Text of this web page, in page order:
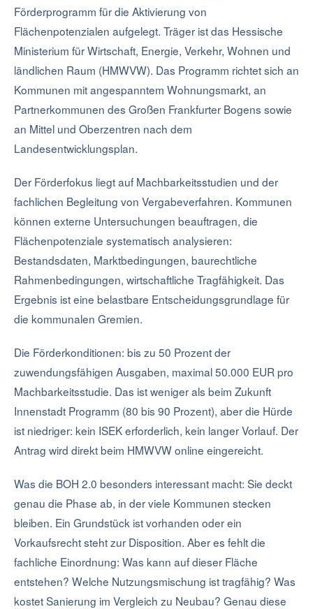
Förderprogramm für die Aktivierung von
Flächenpotenzialen aufgelegt. Träger ist das Hessische
Ministerium für Wirtschaft, Energie, Verkehr, Wohnen und
ländlichen Raum (HMWVW). Das Programm richtet sich an
Kommunen mit angespanntem Wohnungsmarkt, an
Partnerkommunen des Großen Frankfurter Bogens sowie
an Mittel und Oberzentren nach dem
Landesentwicklungsplan.
Der Förderfokus liegt auf Machbarkeitsstudien und der
fachlichen Begleitung von Vergabeverfahren. Kommunen
können externe Untersuchungen beauftragen, die
Flächenpotenziale systematisch analysieren:
Bestandsdaten, Marktbedingungen, baurechtliche
Rahmenbedingungen, wirtschaftliche Tragfähigkeit. Das
Ergebnis ist eine belastbare Entscheidungsgrundlage für
die kommunalen Gremien.
Die Förderkonditionen: bis zu 50 Prozent der
zuwendungsfähigen Ausgaben, maximal 50.000 EUR pro
Machbarkeitsstudie. Das ist weniger als beim Zukunft
Innenstadt Programm (80 bis 90 Prozent), aber die Hürde
ist niedriger: kein ISEK erforderlich, kein langer Vorlauf. Der
Antrag wird direkt beim HMWVW online eingereicht.
Was die BOH 2.0 besonders interessant macht: Sie deckt
genau die Phase ab, in der viele Kommunen stecken
bleiben. Ein Grundstück ist vorhanden oder ein
Vorkaufsrecht steht zur Disposition. Aber es fehlt die
fachliche Einordnung: Was kann auf dieser Fläche
entstehen? Welche Nutzungsmischung ist tragfähig? Was
kostet Sanierung im Vergleich zu Neubau? Genau diese